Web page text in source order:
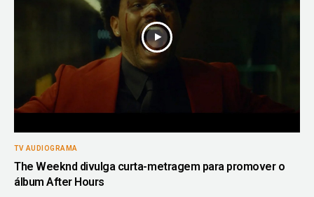
TV AUDIOGRAMA
The Weeknd divulga curta-metragem para promover o
álbum After Hours